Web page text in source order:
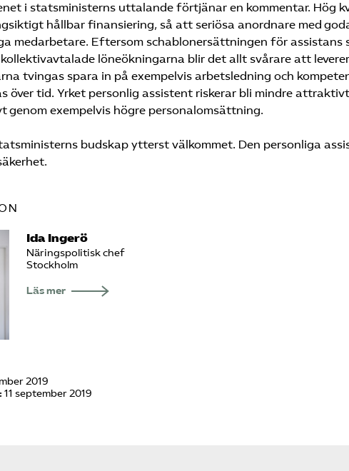
i statsministerns uttalande förtjänar en kommentar. Hög
hållbar finansiering, så att seriösa anordnare med
medarbetare. Eftersom schablonersättningen för assistans
löneökningarna blir det allt svårare att
tvingas spara in på exempelvis arbetsledning och
över tid. Yrket personlig assistent riskerar bli mindre
genom exempelvis högre personalomsättning.
budskap ytterst välkommet. Den personliga
Ida Ingerö
Näringspolitisk chef
Stockholm
Läs mer
2019
11 september 2019